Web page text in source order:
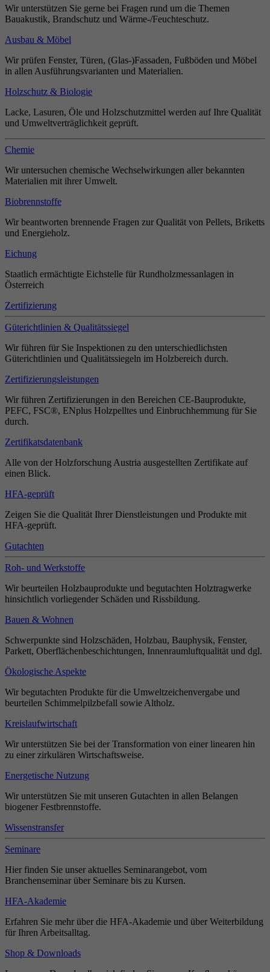
Wir unterstützen Sie gerne bei Fragen rund um die Themen
Bauakustik, Brandschutz und Wärme-/Feuchteschutz.
Ausbau & Möbel
Wir prüfen Fenster, Türen, (Glas-)Fassaden, Fußböden und Möbel
in allen Ausführungsvarianten und Materialien.
Holzschutz & Biologie
Lacke, Lasuren, Öle und Holzschutzmittel werden auf Ihre Qualität
und Umweltverträglichkeit geprüft.
Chemie
Wir untersuchen chemische Wechselwirkungen aller bekannten
Materialien mit ihrer Umwelt.
Biobrennstoffe
Wir beantworten brennende Fragen zur Qualität von Pellets, Briketts
und Energieholz.
Eichung
Staatlich ermächtigte Eichstelle für Rundholzmessanlagen in
Österreich
Zertifizierung
Güterichtlinien & Qualitätssiegel
Wir führen für Sie Inspektionen zu den unterschiedlichsten
Güterichtlinien und Qualitätssiegeln im Holzbereich durch.
Zertifizierungsleistungen
Wir führen Zertifizierungen in den Bereichen CE-Bauprodukte,
PEFC, FSC®, ENplus Holzpelltes und Einbruchhemmung für Sie
durch.
Zertifikatsdatenbank
Alle von der Holzforschung Austria ausgestellten Zertifikate auf
einen Blick.
HFA-geprüft
Zeigen Sie die Qualität Ihrer Dienstleistungen und Produkte mit
HFA-geprüft.
Gutachten
Roh- und Werkstoffe
Wir beurteilen Holzbauprodukte und begutachten Holztragwerke
hinsichtlich vorliegender Schäden und Rissbildung.
Bauen & Wohnen
Schwerpunkte sind Holzschäden, Holzbau, Bauphysik, Fenster,
Parkett, Oberflächenbeschichtungen, Innenraumluftqualität und dgl.
Ökologische Aspekte
Wir begutachten Produkte für die Umweltzeichenvergabe und
beurteilen Schimmelpilzbefall sowie Altholz.
Kreislaufwirtschaft
Wir unterstützen Sie bei der Transformation von einer linearen hin
zu einer zirkulären Wirtschaftsweise.
Energetische Nutzung
Wir unterstützen Sie mit unseren Gutachten in allen Belangen
biogener Festbrennstoffe.
Wissenstransfer
Seminare
Hier finden Sie unser aktuelles Seminarangebot, vom
Branchenseminar über Seminare bis zu Kursen.
HFA-Akademie
Erfahren Sie mehr über die HFA-Akademie und über Weiterbildung
für Ihren Arbeitsalltag.
Shop & Downloads